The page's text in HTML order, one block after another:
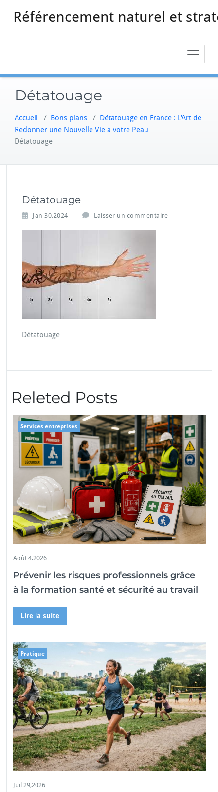
Référencement naturel et
Détatouage
Accueil / Bons plans / Détatouage en France : L'Art de
Redonner une Nouvelle Vie à votre Peau
Détatouage
Détatouage
Jan 30,2024 Laisser un commentaire
Détatouage
Releted Posts
Services entreprises
Août 4,2026
Prévenir les risques professionnels grâce
à la formation santé et sécurité au travail
Lire la suite
Pratique
Juil 29,2026